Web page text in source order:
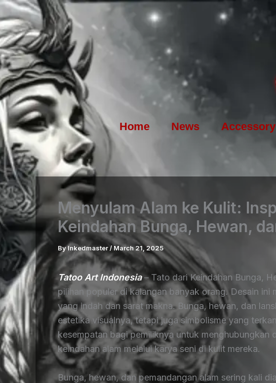
Skip
to
content
Home News Accessory
Menyulam Alam ke Kulit:
Keindahan Bunga, Hewan,
ByInkedmaster /March 21, 2025
Tatoo Art Indonesia– Tato dari Keindahan Bunga,
pilihan populer di kalangan banyak orang. Desain ini
yang indah dan sarat makna. Bunga, hewan, dan
estetika visualnya, tetapi juga simbolisme yang
kesempatan bagi pemiliknya untuk menghubungkan
keindahan alam melalui karya seni di kulit mereka.
Bunga, hewan, dan pemandangan alam sering kali